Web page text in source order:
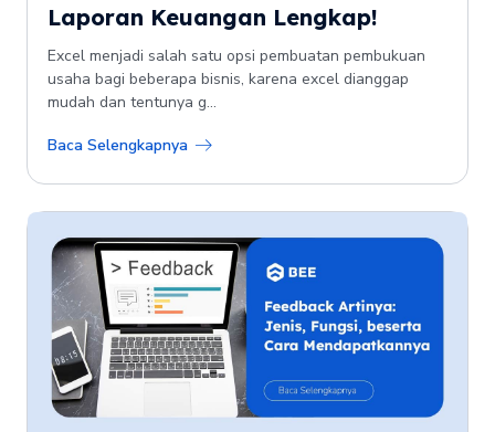
Laporan Keuangan Lengkap!
Excel menjadi salah satu opsi pembuatan pembukuan
usaha bagi beberapa bisnis, karena excel dianggap
mudah dan tentunya g...
Baca Selengkapnya